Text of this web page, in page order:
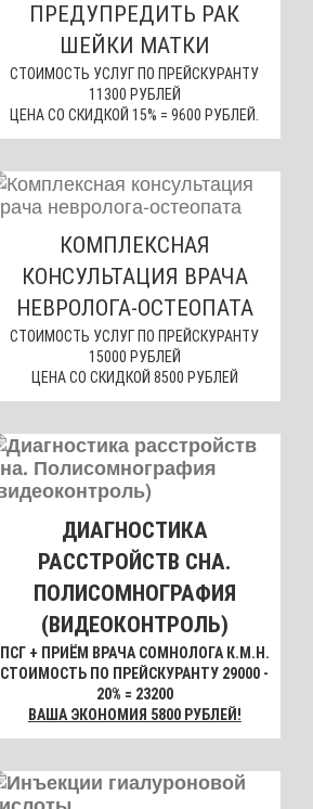
ПРЕДУПРЕДИТЬ РАК
ШЕЙКИ МАТКИ
СТОИМОСТЬ УСЛУГ ПО ПРЕЙСКУРАНТУ
11300 РУБЛЕЙ
ЦЕНА СО СКИДКОЙ 15% = 9600 РУБЛЕЙ.
КОМПЛЕКСНАЯ
КОНСУЛЬТАЦИЯ ВРАЧА
НЕВРОЛОГА-ОСТЕОПАТА
СТОИМОСТЬ УСЛУГ ПО ПРЕЙСКУРАНТУ
15000 РУБЛЕЙ
ЦЕНА СО СКИДКОЙ 8500 РУБЛЕЙ
ДИАГНОСТИКА
РАССТРОЙСТВ СНА.
ПОЛИСОМНОГРАФИЯ
(ВИДЕОКОНТРОЛЬ)
ПСГ + ПРИЁМ ВРАЧА СОМНОЛОГА К.М.Н.
СТОИМОСТЬ ПО ПРЕЙСКУРАНТУ 29000 -
20% = 23200
ВАША ЭКОНОМИЯ 5800 РУБЛЕЙ!